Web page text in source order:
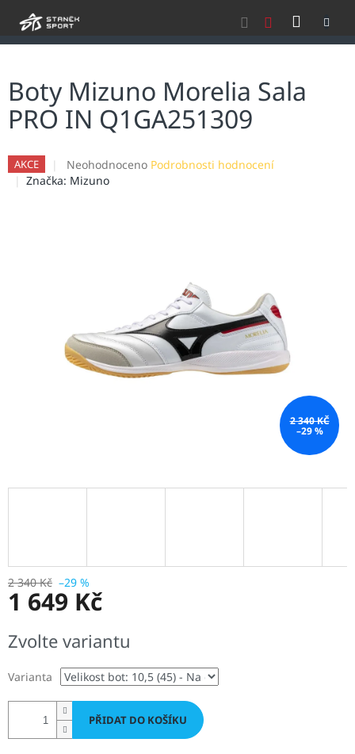
Boty Mizuno Morelia Sala
PRO IN Q1GA251309
AKCE
Průměrné
hodnocení
Neohodnoceno Podrobnosti hodnocení
Značka: Mizuno
2 340 KČ
–29 %
2 340 Kč –29 %
1 649 Kč
cena:
Zvolte variantu
Varianta
PŘIDAT DO KOŠÍKU